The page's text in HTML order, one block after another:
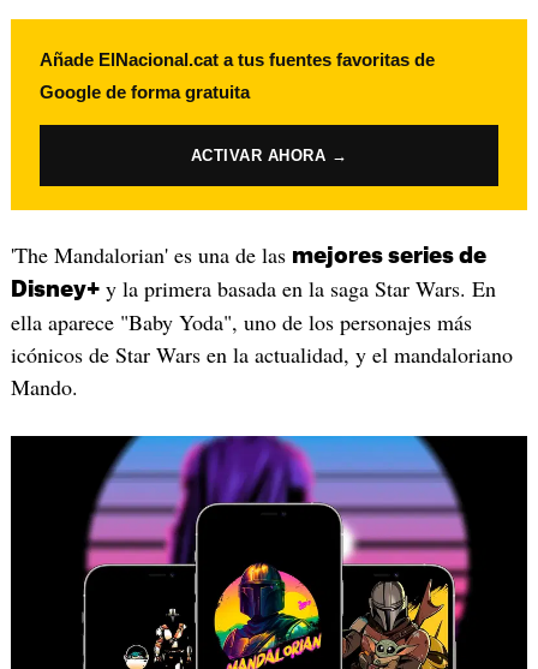
Añade ElNacional.cat a tus fuentes favoritas de
Google de forma gratuita
ACTIVAR AHORA →
'The Mandalorian' es una de las mejores series de
Disney+y la primera basada en la saga Star Wars. En
ella aparece "Baby Yoda", uno de los personajes más
icónicos de Star Wars en la actualidad, y el mandaloriano
Mando.